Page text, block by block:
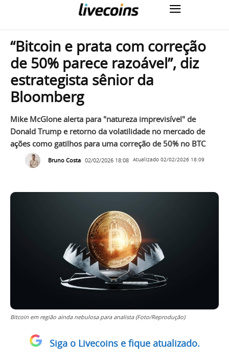
“Bitcoin e prata com correção
de 50% parece razoável”, diz
estrategista sênior da
Bloomberg
Mike McGlone alerta para "natureza imprevisível" de
Donald Trump e retorno da volatilidade no mercado de
ações como gatilhos para uma correção de 50% no BTC
Bruno Costa 02/02/2026 18:08 Atualizado 02/02/2026 18:09
Bitcoin em região ainda nebulosa para analista (Foto/Reprodução)
Siga o Livecoins e fique atualizado.